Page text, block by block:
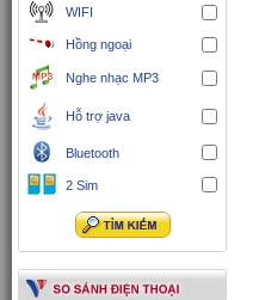
WIFI
Hồng ngoại
Nghe nhạc MP3
Hỗ trợ java
Bluetooth
2 Sim